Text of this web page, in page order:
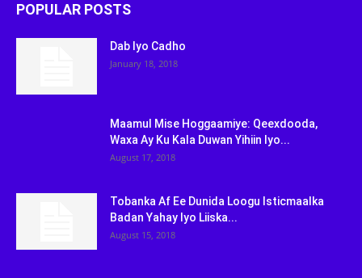
POPULAR POSTS
Dab Iyo Cadho
January 18, 2018
Maamul Mise Hoggaamiye: Qeexdooda,
Waxa Ay Ku Kala Duwan Yihiin Iyo...
August 17, 2018
Tobanka Af Ee Dunida Loogu Isticmaalka
Badan Yahay Iyo Liiska...
August 15, 2018